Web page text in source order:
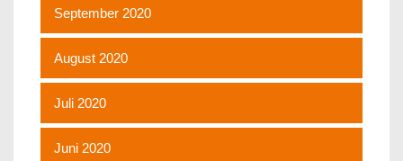
September 2020
August 2020
Juli 2020
Juni 2020